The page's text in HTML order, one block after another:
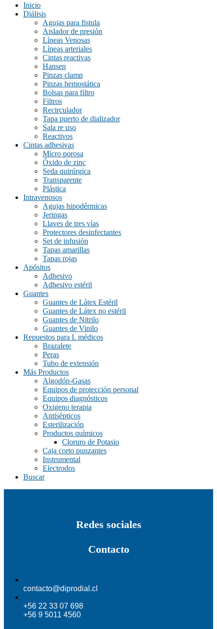
Inicio
Diálisis
Agujas para fistula
Aislador de presión
Líneas Venosas
Líneas arteriales
Cintas reactivas
Hansen
Pinzas clamp
Pinzas hemostática
Bolsas para filtro
Filtros
Recirculador
Tapa puerto de dializador
Sala re uso
Reactivos
Cintas adhesivas
Micro porosa
Óxido de zinc
Seda quirúrgica
Transparente
Plástica
Intravenosos
Agujas hipodérmicas
Jeringas
Llaves de tres vías
Protectores desinfectantes
Set de infusión
Tapas amarillas
Tapas rojas
Apósitos
Adhesivo
Adhesivo estéril
Guantes
Guantes de Látex Estéril
Guantes de Látex no estéril
Guantes de Nitrilo
Guantes de Vinilo
Repuestos para I. médicos
Brazalete
Peras
Tubo de extensión
Más Productos
Algodón-Gasas
Equipos de protección personal
Equipos diagnósticos
Oxigeno terapia
Antisépticos
Esterilización
Productos quìmicos
Cloruro de Potasio
Caja corto punzantes
Instrumental
Electrodos
Buscar
Redes sociales
Contacto
contacto@diprodial.cl
+56 22 33 07 698
+56 9 5011 4560